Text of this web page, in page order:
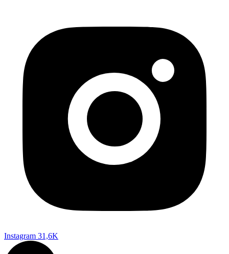
Instagram 31,6K